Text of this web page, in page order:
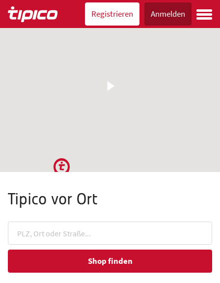
Registrieren Anmelden
Tipico vor Ort
Shop finden